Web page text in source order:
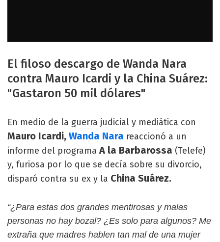
El filoso descargo de Wanda Nara
contra Mauro Icardi y la China Suárez:
"Gastaron 50 mil dólares"
En medio de la guerra judicial y mediática con
Mauro Icardi, Wanda Nara reaccionó a un
informe del programaA la Barbarossa (Telefe)
y, furiosa por lo que se decía sobre su divorcio,
disparó contra su ex y la China Suárez.
“¿Para estas dos grandes mentirosas y malas
personas no hay bozal? ¿Es solo para algunos? Me
extraña que madres hablen tan mal de una mujer